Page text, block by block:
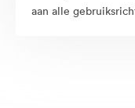
aan alle